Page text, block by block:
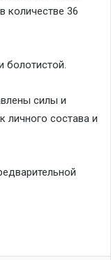
количестве 36
болотистой.
силы и
личного состава и